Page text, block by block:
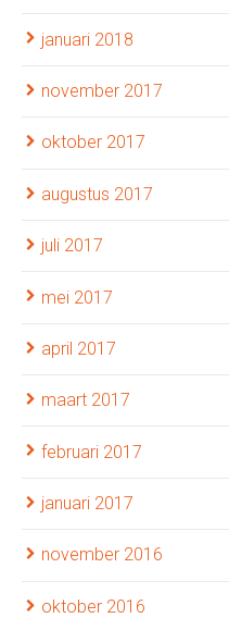
januari 2018
november 2017
oktober 2017
augustus 2017
juli 2017
mei 2017
april 2017
maart 2017
februari 2017
januari 2017
november 2016
oktober 2016